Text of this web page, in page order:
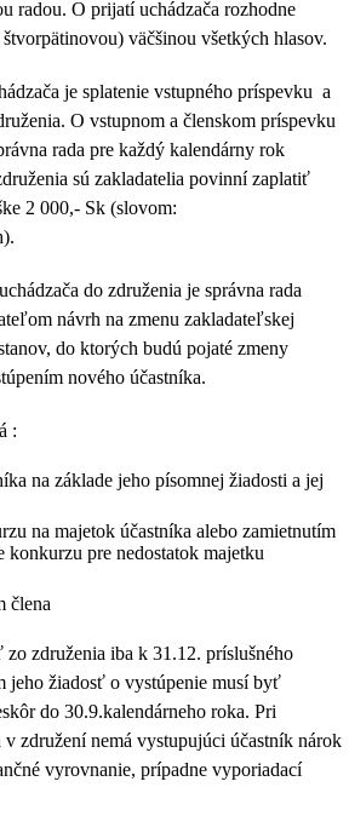
radou. O prijatí uchádzača rozhodne
väčšinou všetkých hlasov.
je splatenie vstupného príspevku a
O vstupnom a členskom príspevku
rada pre každý kalendárny rok
sú zakladatelia povinní zaplatiť
2 000,- Sk (slovom:
do združenia je správna rada
návrh na zmenu zakladateľskej
do ktorých budú pojaté zmeny
nového účastníka.
:
na základe jeho písomnej žiadosti a jej
na majetok účastníka alebo zamietnutím
konkurzu pre nedostatok majetku
člena
združenia iba k 31.12. príslušného
jeho žiadosť o vystúpenie musí byť
do 30.9.kalendárneho roka. Pri
v združení nemá vystupujúci účastník nárok
vyrovnanie, prípadne vyporiadací